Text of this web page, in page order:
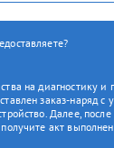
на диагностику
заказ-наряд с
Далее,
акт